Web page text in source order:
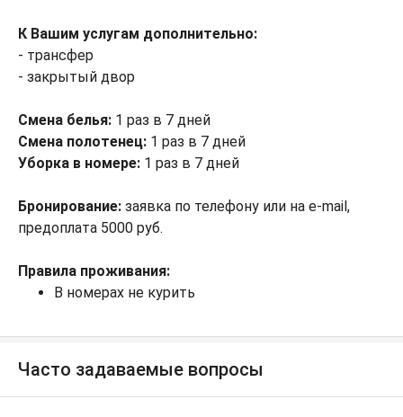
К Вашим услугам дополнительно:
- трансфер
- закрытый двор
Смена белья: 1 раз в 7 дней
Смена полотенец: 1 раз в 7 дней
Уборка в номере: 1 раз в 7 дней
Бронирование: заявка по телефону или на e-mail,
предоплата 5000 руб.
Правила проживания:
В номерах не курить
Часто задаваемые вопросы